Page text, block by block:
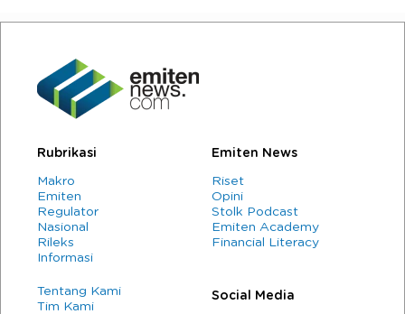
Rubrikasi
Makro
Emiten
Regulator
Nasional
Rileks
Informasi
Emiten News
Riset
Opini
Stolk Podcast
Emiten Academy
Financial Literacy
Tentang Kami
Tim Kami
Social Media